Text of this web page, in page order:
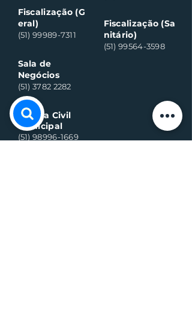
Fiscalização (G
eral)
(51) 99989-7311
Sala de
Negócios
(51) 3782 2282
Defesa Civil
Municipal
(51) 98996-1669
Fiscalização (Sa
nitário)
(51) 99564-3598